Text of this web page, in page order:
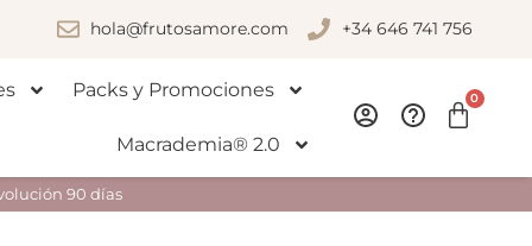
hola@frutosamore.com +34 646 741 756
Packs y Promociones
Macrademia® 2.0
0
90 días